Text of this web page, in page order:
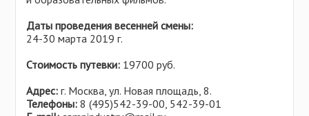
Даты проведения весенней смены:
24-30 марта 2019 г.
Стоимость путевки: 19700 руб.
Адрес: г. Москва, ул. Новая площадь, 8.
Телефоны: 8 (495)542-39-00, 542-39-01